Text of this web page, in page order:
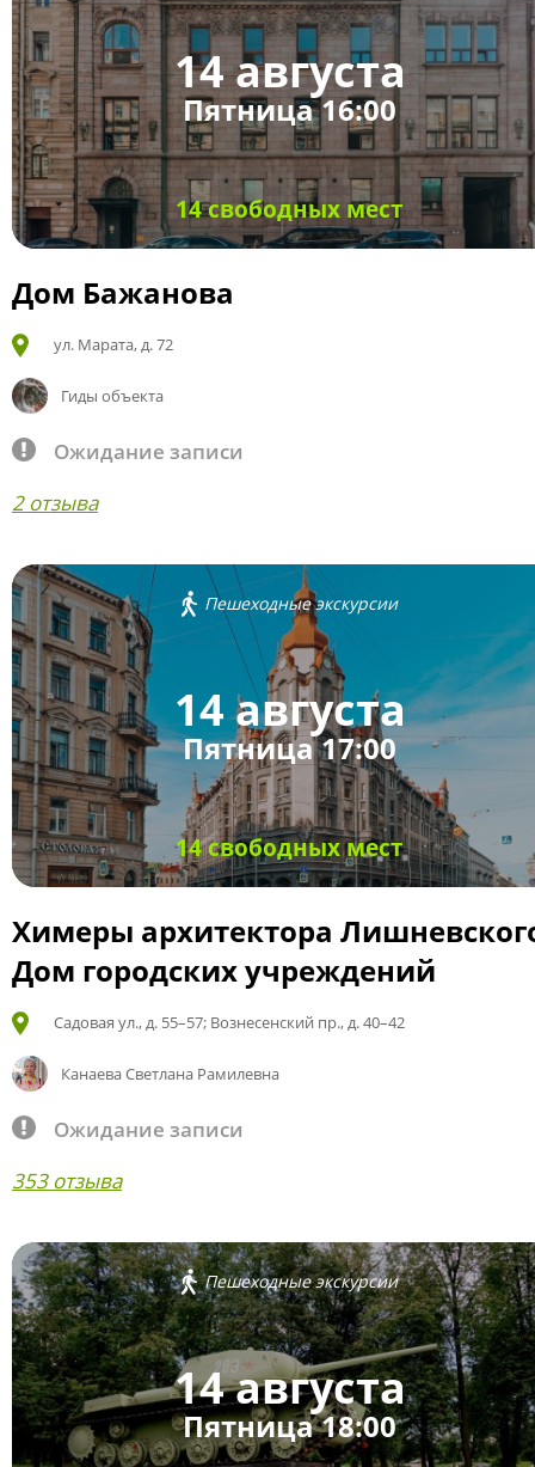
14 августа
Пятница 16:00
14 свободных мест
Дом Бажанова
ул. Марата, д. 72
Гиды объекта
Ожидание записи
2 отзыва
Пешеходные экскурсии
14 августа
Пятница 17:00
14 свободных мест
Химеры архитектора
Дом городских учреждений
Садовая ул., д. 55–57; Вознесенский пр., д. 40–42
Канаева Светлана Рамилевна
Ожидание записи
353 отзыва
Пешеходные экскурсии
14 августа
Пятница 18:00